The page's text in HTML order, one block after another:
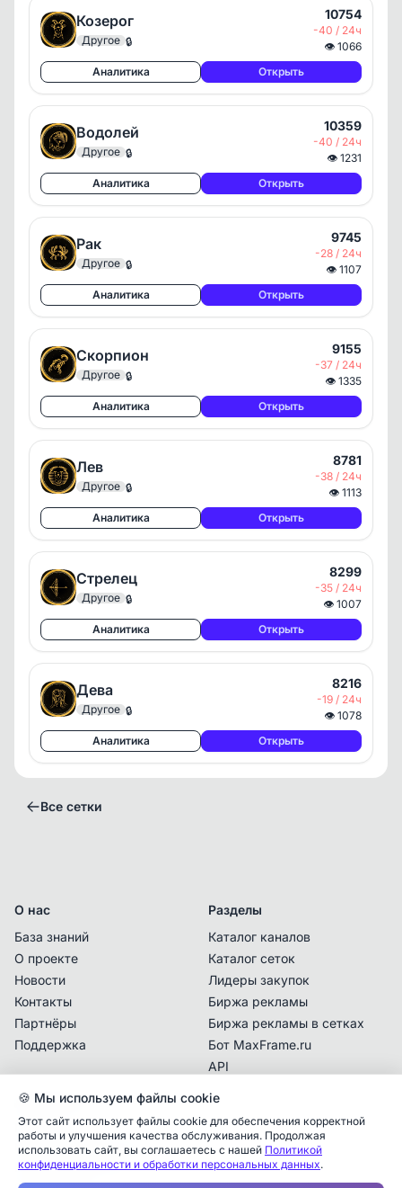
Козерог
Другое 🔒
10754
-40 / 24ч
👁 1066
Аналитика
Открыть
Водолей
Другое 🔒
10359
-40 / 24ч
👁 1231
Аналитика
Открыть
Рак
Другое 🔒
9745
-28 / 24ч
👁 1107
Аналитика
Открыть
Скорпион
Другое 🔒
9155
-37 / 24ч
👁 1335
Аналитика
Открыть
Лев
Другое 🔒
8781
-38 / 24ч
👁 1113
Аналитика
Открыть
Стрелец
Другое 🔒
8299
-35 / 24ч
👁 1007
Аналитика
Открыть
Дева
Другое 🔒
8216
-19 / 24ч
👁 1078
Аналитика
Открыть
Все сетки
Владелец сетки с данным контактом
подтвердил последний раз право владения
Перед покупкой рекламы убедитесь
самостоятельно, что с указанной даты не
поменялся владелец/админ и вы покупаете
рекламу у контактного лица, кому данная
О нас
База знаний
О проекте
Новости
Контакты
Партнёры
Поддержка
Разделы
Каталог каналов
Каталог сеток
Лидеры закупок
Биржа рекламы
Биржа рекламы в сетках
Бот MaxFrame.ru
API
Документы
Политика
конфиденциальности
Пользовательское
соглашение
🍪 Мы используем файлы cookie
Этот сайт использует файлы cookie для обеспечения корректной
работы и улучшения качества обслуживания. Продолжая
использовать сайт, вы соглашаетесь с нашей Политикой
конфиденциальности и обработки персональных данных.